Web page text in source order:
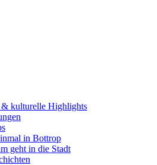
& kulturelle Highlights
in Bottrop
geht in die Stadt